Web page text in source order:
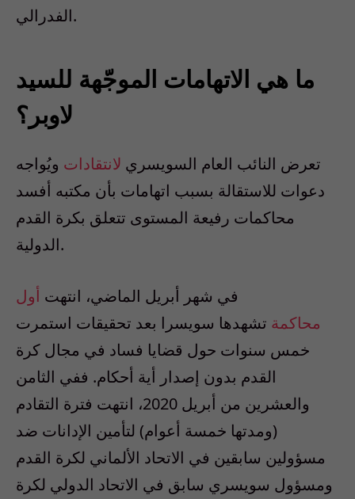
الفدرالي.
ما هي الاتهامات الموجّهة للسيد
لاوبر؟
تعرض النائب العام السويسري لانتقادات ويُواجه
دعوات للاستقالة بسبب اتهامات بأن مكتبه أفسد
محاكمات رفيعة المستوى تتعلق بكرة القدم
الدولية.
في شهر أبريل الماضي، انتهت أول
محاكمة تشهدها سويسرا بعد تحقيقات استمرت
خمس سنوات حول قضايا فساد في مجال كرة
القدم بدون إصدار أية أحكام. ففي الثامن
والعشرين من أبريل 2020، انتهت فترة التقادم
(ومدتها خمسة أعوام) لتأمين الإدانات ضد
مسؤولين سابقين في الاتحاد الألماني لكرة القدم
ومسؤول سويسري سابق في الاتحاد الدولي لكرة